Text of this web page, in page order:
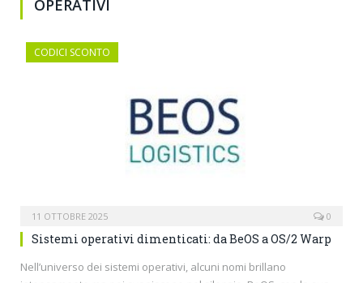
OPERATIVI
CODICI SCONTO
11 OTTOBRE 2025 0
Sistemi operativi dimenticati: da BeOS a OS/2 Warp
Nell’universo dei sistemi operativi, alcuni nomi brillano